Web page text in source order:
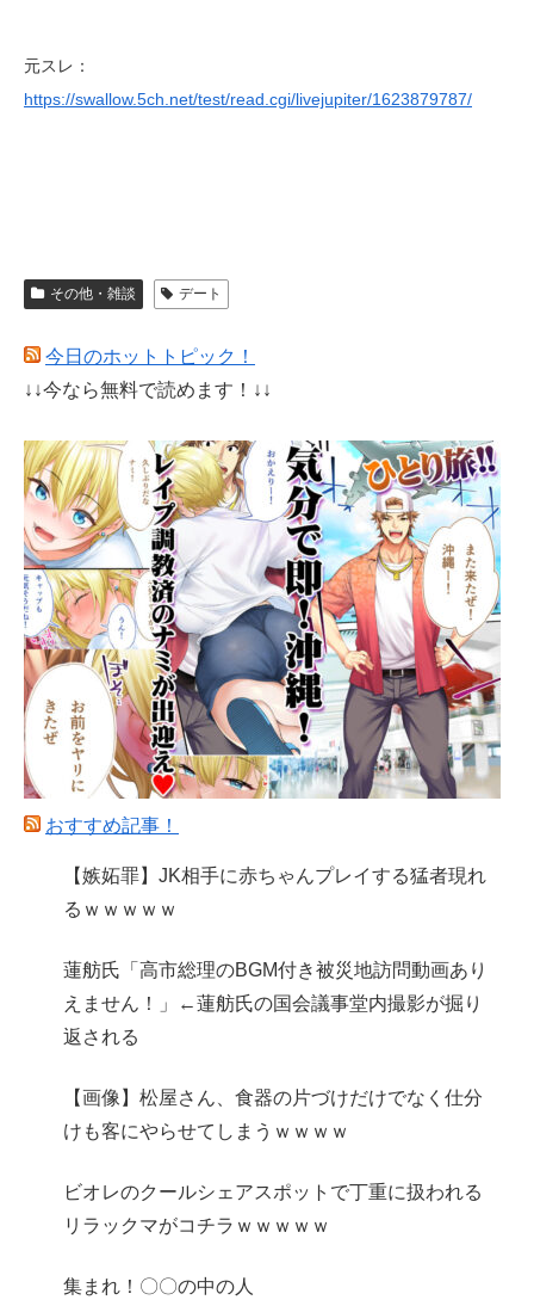
元スレ：
https://swallow.5ch.net/test/read.cgi/livejupiter/1623879787/
その他・雑談 デート
今日のホットトピック！
↓↓今なら無料で読めます！↓↓
おすすめ記事！
【嫉妬罪】JK相手に赤ちゃんプレイする猛者現れ
るｗｗｗｗｗ
蓮舫氏「高市総理のBGM付き被災地訪問動画あり
えません！」←蓮舫氏の国会議事堂内撮影が掘り
返される
【画像】松屋さん、食器の片づけだけでなく仕分
けも客にやらせてしまうｗｗｗｗ
ビオレのクールシェアスポットで丁重に扱われる
リラックマがコチラｗｗｗｗｗ
集まれ！〇〇の中の人